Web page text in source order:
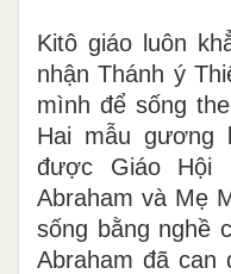
Kitô giáo luôn
nhận Thánh ý
mình để sống
Hai mẫu gương
được Giáo Hội
Abraham và Mẹ
sống bằng nghề
Abraham đã can